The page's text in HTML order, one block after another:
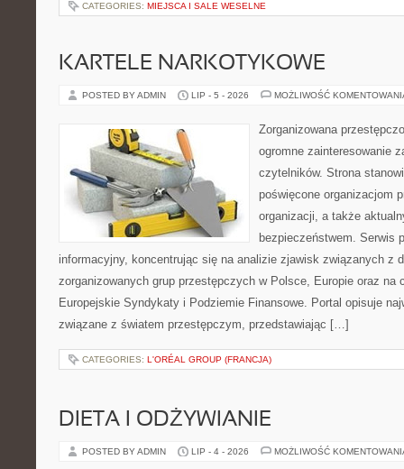
CATEGORIES: MIEJSCA I SALE WESELNE
KARTELE NARKOTYKOWE
POSTED BY ADMIN LIP - 5 - 2026 MOŻLIWOŚĆ
Zorganizowana
ogromne zainteresowanie
czytelników. Strona
poświęcone organizacjom
organizacji, a także
bezpieczeństwem. Serwis
informacyjny, koncentrując się na analizie zjawisk związanych z
zorganizowanych grup przestępczych w Polsce, Europie oraz na
Europejskie Syndykaty i Podziemie Finansowe. Portal opisuje
związane z światem przestępczym, przedstawiając […]
CATEGORIES: L'ORÉAL GROUP (FRANCJA)
DIETA I ODŻYWIANIE
POSTED BY ADMIN LIP - 4 - 2026 MOŻLIWOŚĆ